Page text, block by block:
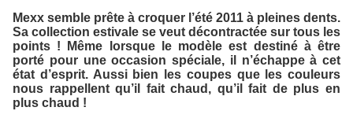
Mexx semble prête à croquer l’été 2011 à pleines dents.
Sa collection estivale se veut décontractée sur tous les
points ! Même lorsque le modèle est destiné à être
porté pour une occasion spéciale, il n’échappe à cet
état d’esprit. Aussi bien les coupes que les couleurs
nous rappellent qu’il fait chaud, qu’il fait de plus en
plus chaud !